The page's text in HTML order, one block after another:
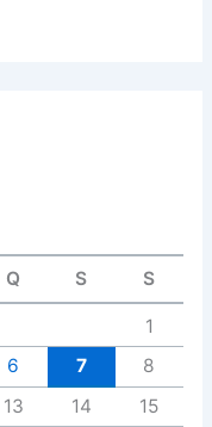
Q S S
1
6 7
8
13 14
15